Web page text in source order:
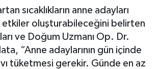
sıcaklıkların anne adayları
oluşturabileceğini belirten
ve Doğum Uzmanı Op. Dr.
“Anne adaylarının gün içinde
tüketmesi gerekir. Günde en az